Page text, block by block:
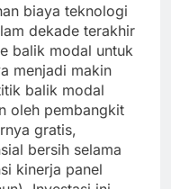
biaya teknologi
dekade terakhir
balik modal untuk
menjadi makin
balik modal
oleh pembangkit
gratis,
bersih selama
kinerja panel